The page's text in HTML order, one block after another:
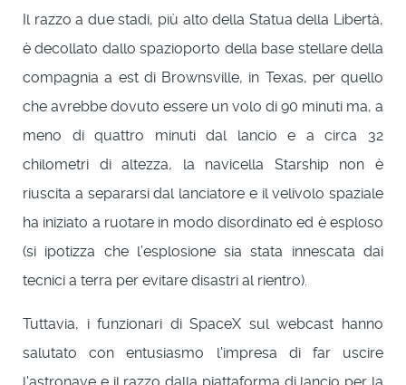
Il razzo a due stadi, più alto della Statua della Libertà,
è decollato dallo spazioporto della base stellare della
compagnia a est di Brownsville, in Texas, per quello
che avrebbe dovuto essere un volo di 90 minuti ma, a
meno di quattro minuti dal lancio e a circa 32
chilometri di altezza, la navicella Starship non è
riuscita a separarsi dal lanciatore e il velivolo spaziale
ha iniziato a ruotare in modo disordinato ed è esploso
(si ipotizza che l’esplosione sia stata innescata dai
tecnici a terra per evitare disastri al rientro).
Tuttavia, i funzionari di SpaceX sul webcast hanno
salutato con entusiasmo l'impresa di far uscire
l'astronave e il razzo dalla piattaforma di lancio per la